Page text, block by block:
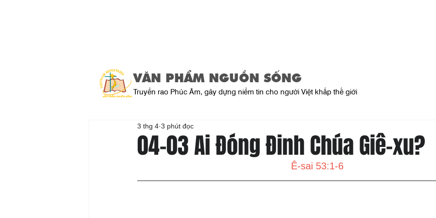
VĂN PHẨM NGUỒN SỐNG
Truyền rao Phúc Âm, gây dựng niềm tin cho người Việt khắp thế giới
04-03 Ai Đóng Đinh Chúa Giê-xu?
3 thg 4 3 phút đọc
Ê-sai 53:1-6